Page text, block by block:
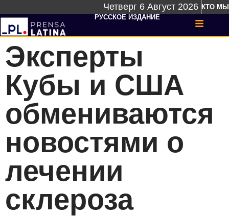
Четверг 6 Август 2026 КТО МЫ
РУССКОЕ ИЗДАНИЕ
Эксперты
Кубы и США
обмениваются
новостями о
лечении
склероза